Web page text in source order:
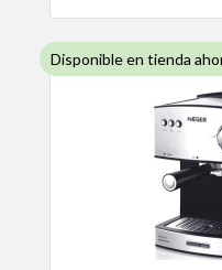
Disponible en tienda